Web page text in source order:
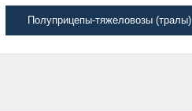
Полуприцепы-тяжеловозы (тралы)